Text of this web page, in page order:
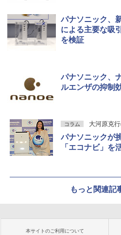
パナソニック、
による主要な吸
を検証
パナソニック、
ルエンザの抑制
コラム 大河原克
パナソニックが
「エコナビ」を
もっと関連記
本サイトのご利用について